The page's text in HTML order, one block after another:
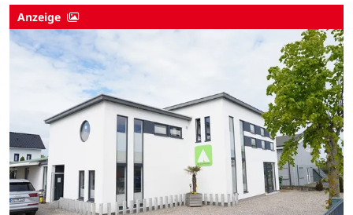
Anzeige